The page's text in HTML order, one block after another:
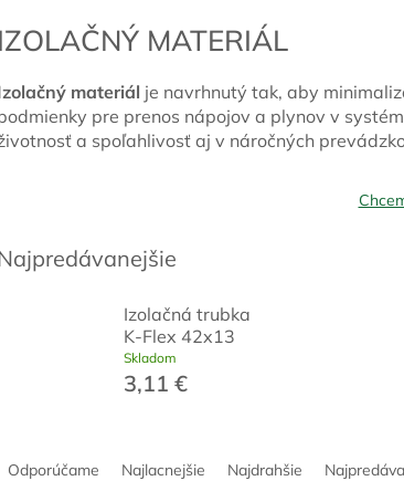
IZOLAČNÝ MATERIÁL
materiál je navrhnutý tak, aby
pre prenos nápojov a plynov v
a spoľahlivosť aj v náročných
Izolačná trubka
K-Flex 42x13
Skladom
3,11 €
Odporúčame Najlacnejšie Najdrahšie